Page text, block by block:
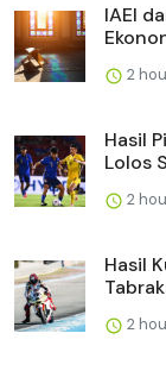
IAEI
2
Hasil
Lolos
2
Hasil
2